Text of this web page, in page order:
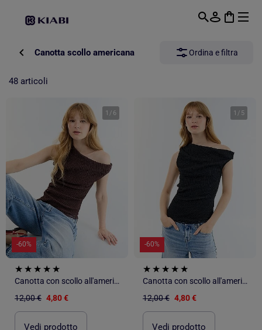
Canotta scollo americana Ordina e filtra
48 articoli
1 / 6
-60%
Canotta con scollo all'americana
12,00 € 4,80 €
Vedi prodotto
1 / 5
-60%
Canotta con scollo all'americana
12,00 € 4,80 €
Vedi prodotto